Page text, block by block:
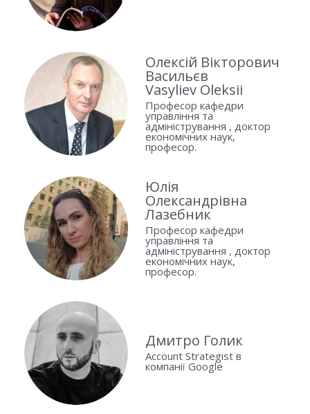
Олексій Вікторович
Васильєв
Vasyliev Oleksii
Професор кафедри
управління та
адміністрування , доктор
економічних наук,
професор.
Юлія
Олександрівна
Лазебник
Професор кафедри
управління та
адміністрування , доктор
економічних наук,
професор.
Дмитро Голик
Account Strategist в
компанії Google